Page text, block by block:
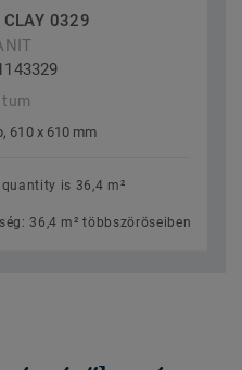
CLAY 0329
610 x 610 mm
is 36,4 m²
36,4 m² többszöröseiben